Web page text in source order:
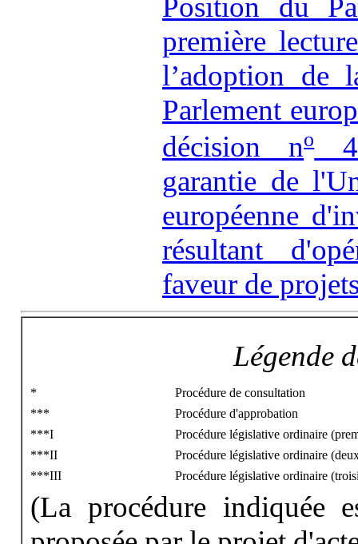
Position du
première
l’adoption de
Parlement
décision no
garantie de
européenne
résultant
faveur de
Légende
*
Procédure de consultation
***
Procédure d'approbation
***I
Procédure législative ordinaire
***II
Procédure législative ordinaire
***III
Procédure législative ordinaire
(La procédure indiquée